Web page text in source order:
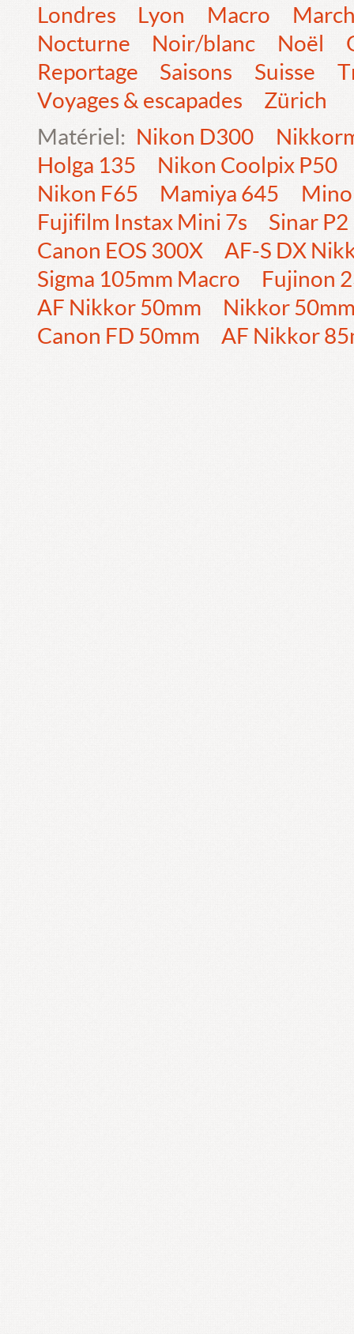
Londres
Lyon Macro
Nocturne
Noir/blanc Noël
Reportage
Saisons Suisse
Voyages & escapades
Zürich
Matériel: Nikon D300
Holga 135
Nikon Coolpix P50
Nikon F65
Mamiya 645
Fujifilm Instax Mini 7s
Sinar P2
Canon EOS 300X
AF-S DX
Sigma 105mm Macro
Fujinon
AF Nikkor 50mm
Nikkor
Canon FD 50mm
AF Nikkor